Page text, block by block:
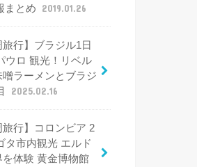
まとめ
2019.01.26
旅行】ブラジル1日
ウロ 観光！リベル
噌ラーメンとブラジ
2025.02.16
旅行】コロンビア 2
タ市内観光 エルド
を体験 黄金博物館